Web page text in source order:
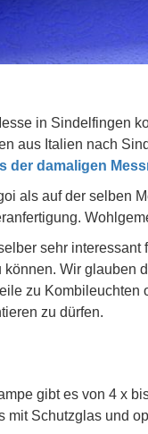
in Sindelfingen
aus Italien nach
der damaligen
als auf der selben
sehr
Wir glauben
zu
zu dürfen.
gibt es von 4 x
mit Schutzglas und